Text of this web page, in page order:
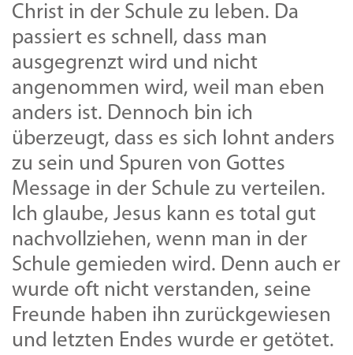
Christ in der Schule zu leben. Da
passiert es schnell, dass man
ausgegrenzt wird und nicht
angenommen wird, weil man eben
anders ist. Dennoch bin ich
überzeugt, dass es sich lohnt anders
zu sein und Spuren von Gottes
Message in der Schule zu verteilen.
Ich glaube, Jesus kann es total gut
nachvollziehen, wenn man in der
Schule gemieden wird. Denn auch er
wurde oft nicht verstanden, seine
Freunde haben ihn zurückgewiesen
und letzten Endes wurde er getötet.